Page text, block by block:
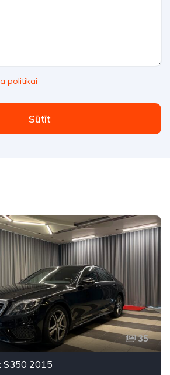
politikai
Sūtīt
35
S350 2015